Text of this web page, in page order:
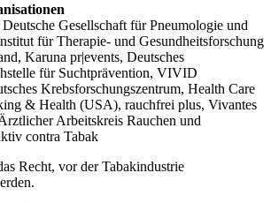
Gesellschaft für Pneumologie und
für Therapie- und Gesundheitsforschung
Karuna pr|events, Deutsches
für Suchtprävention, VIVID
Krebsforschungszentrum, Health Care
& Health (USA), rauchfrei plus, Vivantes
Arbeitskreis Rauchen und
contra Tabak
Recht, vor der Tabakindustrie